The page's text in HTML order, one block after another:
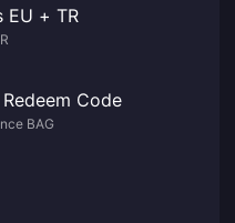
EU + TR
Code
BAG